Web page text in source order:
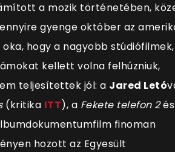
a mozik történetében,
gyenge október az
oka, hogy a nagyobb stúdiófilmek,
kellett volna felhúzniuk,
teljesítettek jól: a Jared Letó
(kritika ITT), a Fekete telefon 2és
finoman
hozott az Egyesült